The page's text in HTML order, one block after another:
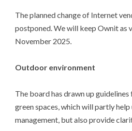
The planned change of Internet
postponed. We will keep Ownit as
November 2025.
Outdoor environment
The board has drawn up guidelines
green spaces, which will partly help
management, but also provide